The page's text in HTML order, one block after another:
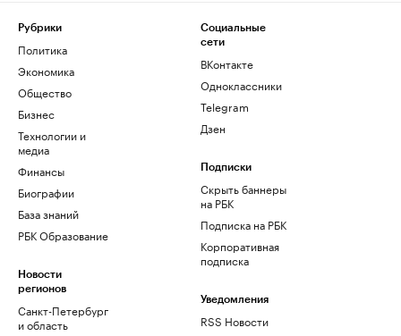
Рубрики
Политика
Экономика
Общество
Бизнес
Технологии и
медиа
Финансы
Биографии
База знаний
РБК Образование
Новости
регионов
Санкт-Петербург
и область
Социальные
сети
ВКонтакте
Одноклассники
Telegram
Дзен
Подписки
Скрыть баннеры
на РБК
Подписка на РБК
Корпоративная
подписка
Уведомления
RSS Новости